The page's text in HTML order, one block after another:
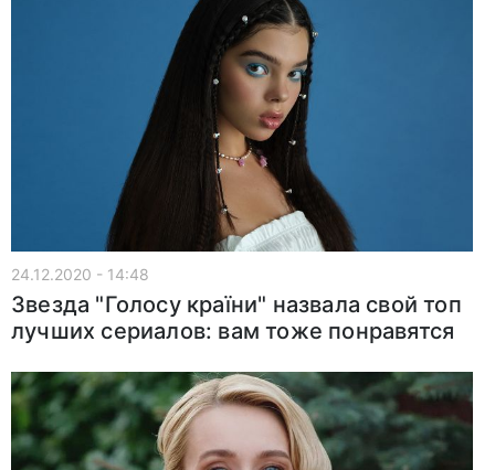
24.12.2020 - 14:48
Звезда "Голосу країни" назвала свой топ
лучших сериалов: вам тоже понравятся